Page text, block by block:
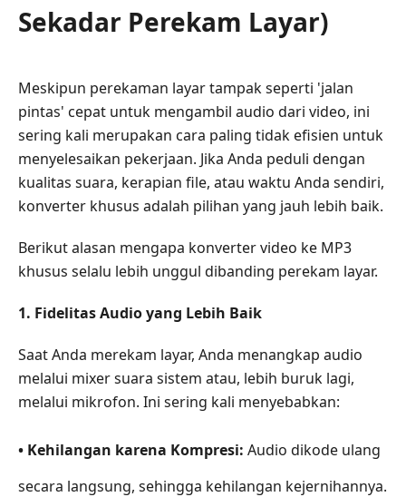
Khusus
6
Converter
Video
ke
MP3
Terbaik
3.
Mengonversi
ke
MP3
Tanpa
Kehilangan
Kualitas
Bagian
Cara
Sekadar Perekam Layar)
Meskipun perekaman layar tampak seperti 'jalan
pintas' cepat untuk mengambil audio dari video, ini
sering kali merupakan cara paling tidak efisien untuk
menyelesaikan pekerjaan. Jika Anda peduli dengan
kualitas suara, kerapian file, atau waktu Anda sendiri,
konverter khusus adalah pilihan yang jauh lebih baik.
Berikut alasan mengapa konverter video ke MP3
khusus selalu lebih unggul dibanding perekam layar.
1. Fidelitas Audio yang Lebih Baik
Saat Anda merekam layar, Anda menangkap audio
melalui mixer suara sistem atau, lebih buruk lagi,
melalui mikrofon. Ini sering kali menyebabkan:
• Kehilangan karena Kompresi: Audio dikode ulang
secara langsung, sehingga kehilangan kejernihannya.